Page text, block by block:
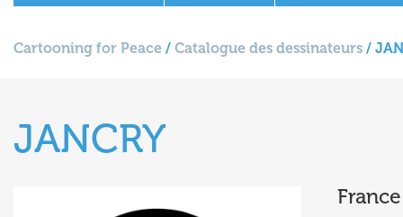
Cartooning for Peace / Catalogue des dessinateurs /
JANCRY
France